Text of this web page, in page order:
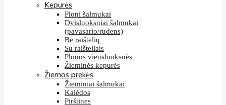
Kepurės
Ploni šalmukai
Dvisluoksniai šalmukai
(pavasario/rudens)
Be raištelių
Su raišteliais
Plonos viensluoksnės
Žieminės kepurės
Žiemos prekės
Žieminiai šalmukai
Kalėdos
Pirštinės